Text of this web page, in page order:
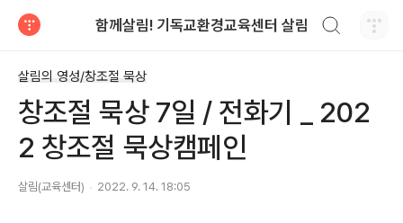
함께살림! 기독교환경교육센터 살림
살림의 영성/창조절 묵상
창조절 묵상 7일 / 전화기 _ 202
2 창조절 묵상캠페인
살림(교육센터) 2022. 9. 14. 18:05